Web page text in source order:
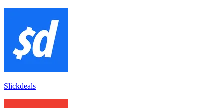
Slickdeals